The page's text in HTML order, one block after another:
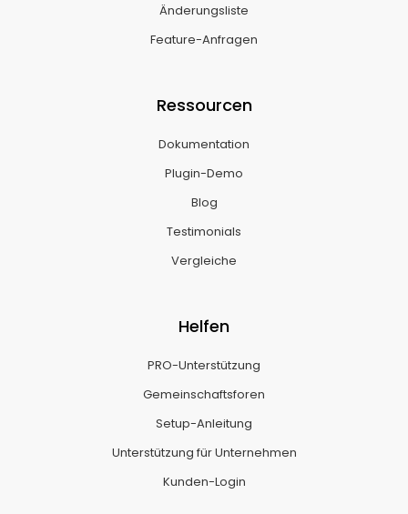
Änderungsliste
Feature-Anfragen
Ressourcen
Dokumentation
Plugin-Demo
Blog
Testimonials
Vergleiche
Helfen
PRO-Unterstützung
Gemeinschaftsforen
Setup-Anleitung
Unterstützung für Unternehmen
Kunden-Login